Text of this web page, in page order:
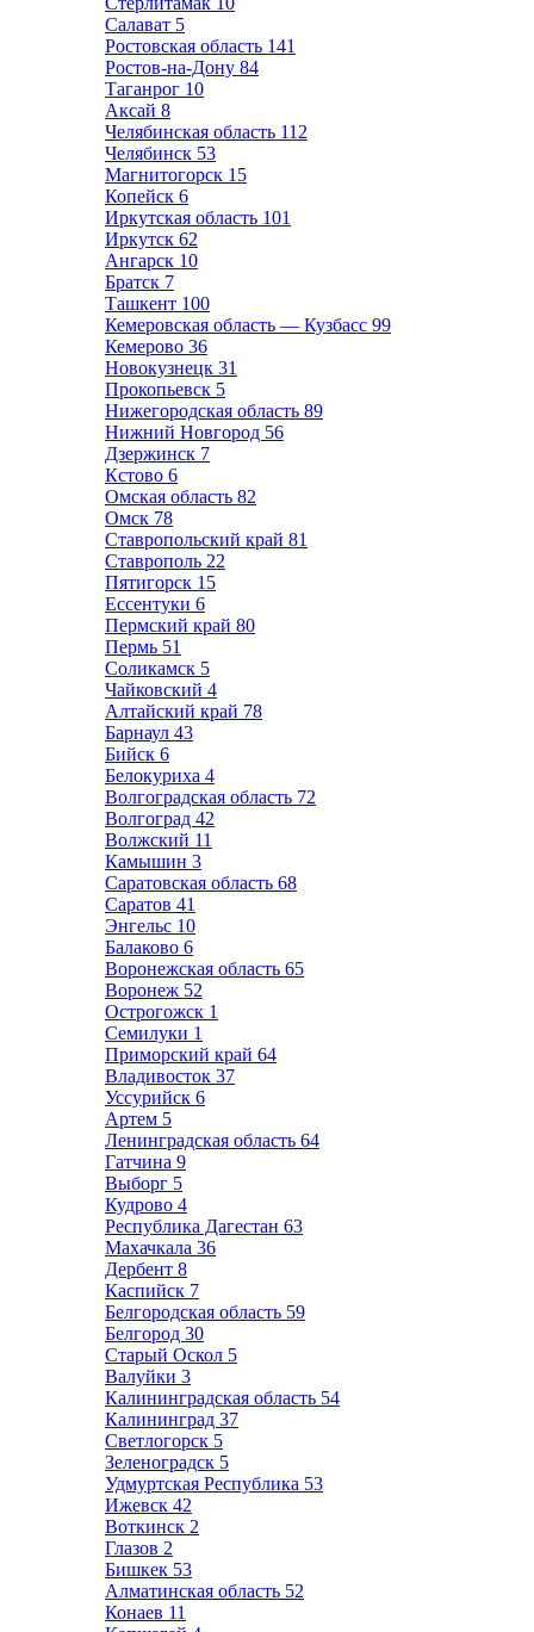
Салават 5
Ростовская область 141
Ростов-на-Дону 84
Таганрог 10
Аксай 8
Челябинская область 112
Челябинск 53
Магнитогорск 15
Копейск 6
Иркутская область 101
Иркутск 62
Ангарск 10
Братск 7
Ташкент 100
Кемеровская область — Кузбасс 99
Кемерово 36
Новокузнецк 31
Прокопьевск 5
Нижегородская область 89
Нижний Новгород 56
Дзержинск 7
Кстово 6
Омская область 82
Омск 78
Ставропольский край 81
Ставрополь 22
Пятигорск 15
Ессентуки 6
Пермский край 80
Пермь 51
Соликамск 5
Чайковский 4
Алтайский край 78
Барнаул 43
Бийск 6
Белокуриха 4
Волгоградская область 72
Волгоград 42
Волжский 11
Камышин 3
Саратовская область 68
Саратов 41
Энгельс 10
Балаково 6
Воронежская область 65
Воронеж 52
Острогожск 1
Семилуки 1
Приморский край 64
Владивосток 37
Уссурийск 6
Артем 5
Ленинградская область 64
Гатчина 9
Выборг 5
Кудрово 4
Республика Дагестан 63
Махачкала 36
Дербент 8
Каспийск 7
Белгородская область 59
Белгород 30
Старый Оскол 5
Валуйки 3
Калининградская область 54
Калининград 37
Светлогорск 5
Зеленоградск 5
Удмуртская Республика 53
Ижевск 42
Воткинск 2
Глазов 2
Бишкек 53
Алматинская область 52
Конаев 11